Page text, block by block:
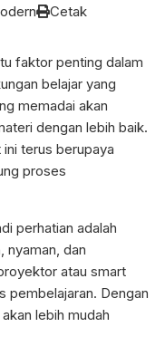
Cetak
faktor penting dalam
belajar yang
memadai akan
dengan lebih baik.
terus berupaya
proses
perhatian adalah
nyaman, dan
atau smart
pembelajaran. Dengan
lebih mudah